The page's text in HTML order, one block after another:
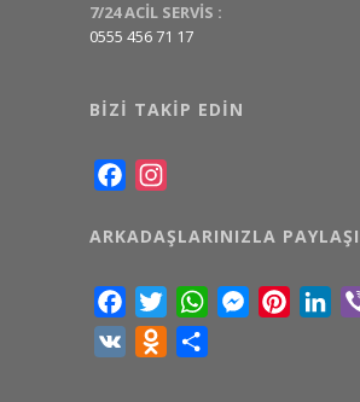
7/24 ACİL SERVİS :
0555 456 71 17
BIZI TAKIP EDIN
Facebook
ARKADAŞLARINIZLA
FacebookTwitterWhatsAppMessenger
VK
Odnoklassniki